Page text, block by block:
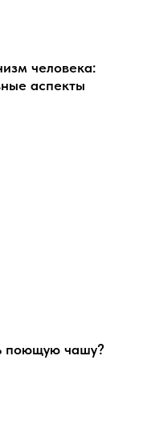
человека:
аспекты
поющую чашу?